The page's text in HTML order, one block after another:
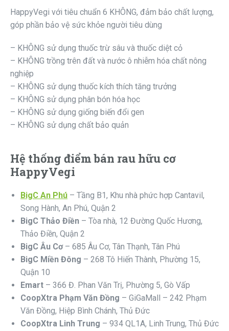
HappyVegi với tiêu chuẩn 6 KHÔNG, đảm bảo chất lượng,
góp phần bảo vệ sức khỏe người tiêu dùng
– KHÔNG sử dụng thuốc trừ sâu và thuốc diệt cỏ
– KHÔNG trồng trên đất và nước ô nhiễm hóa chất nông
nghiệp
– KHÔNG sử dụng thuốc kích thích tăng trưởng
– KHÔNG sử dụng phân bón hóa học
– KHÔNG sử dụng giống biến đổi gen
– KHÔNG sử dụng chất bảo quản
Hệ thống điểm bán rau hữu cơ
HappyVegi
BigC An Phú – Tầng B1, Khu nhà phức hợp Cantavil,
Song Hành, An Phú, Quận 2
BigC Thảo Điền – Tòa nhà, 12 Đường Quốc Hương,
Thảo Điền, Quận 2
BigC Âu Cơ– 685 Âu Cơ, Tân Thạnh, Tân Phú
BigC Miền Đông – 268 Tô Hiến Thành, Phường 15,
Quận 10
Emart – 366 Đ. Phan Văn Trị, Phường 5, Gò Vấp
CoopXtra Phạm Văn Đồng – GiGaMall – 242 Phạm
Văn Đồng, Hiệp Bình Chánh, Thủ Đức
CoopXtra Linh Trung – 934 QL1A, Linh Trung, Thủ Đức